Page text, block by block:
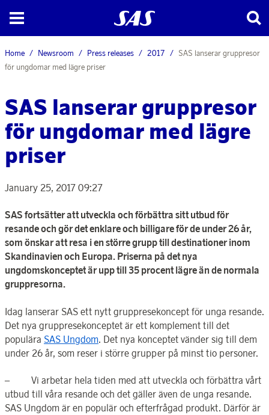
Home Newsroom Press releases 2017
SAS lanserar gruppresor
för ungdomar med lägre priser
SAS lanserar gruppresor
för ungdomar med lägre
priser
January 25, 2017 09:27
SAS fortsätter att utveckla och förbättra sitt utbud för
resande och gör det enklare och billigare för de under 26 år,
som önskar att resa i en större grupp till destinationer inom
Skandinavien och Europa. Priserna på det nya
ungdomskonceptet är upp till 35 procent lägre än de normala
gruppresorna.
Idag lanserar SAS ett nytt gruppresekoncept för unga resande.
Det nya gruppresekonceptet är ett komplement till det
populära SAS Ungdom. Det nya konceptet vänder sig till dem
under 26 år, som reser i större grupper på minst tio personer.
– Vi arbetar hela tiden med att utveckla och förbättra vårt
utbud till våra resande och det gäller även de unga resande.
SAS Ungdom är en populär och efterfrågad produkt. Därför är